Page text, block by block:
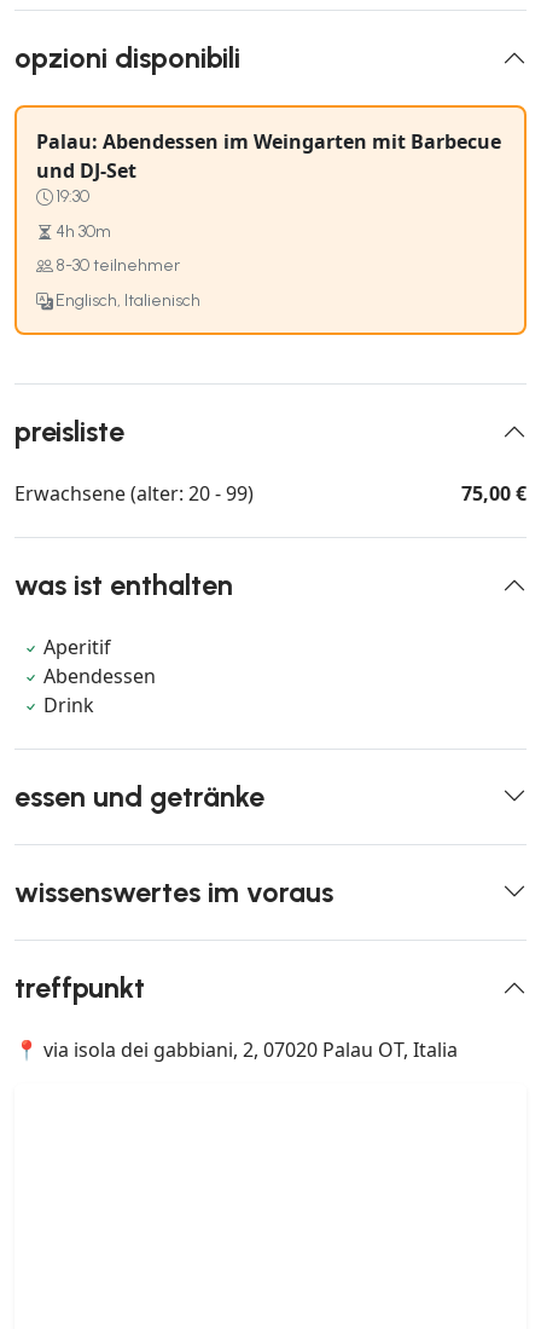
opzioni disponibili
Palau: Abendessen im Weingarten mit Barbecue
und DJ-Set
19:30
4h 30m
8-30 teilnehmer
Englisch, Italienisch
preisliste
Erwachsene (alter: 20 - 99) 75,00 €
was ist enthalten
Aperitif
Abendessen
Drink
essen und getränke
wissenswertes im voraus
treffpunkt
📍 via isola dei gabbiani, 2, 07020 Palau OT, Italia